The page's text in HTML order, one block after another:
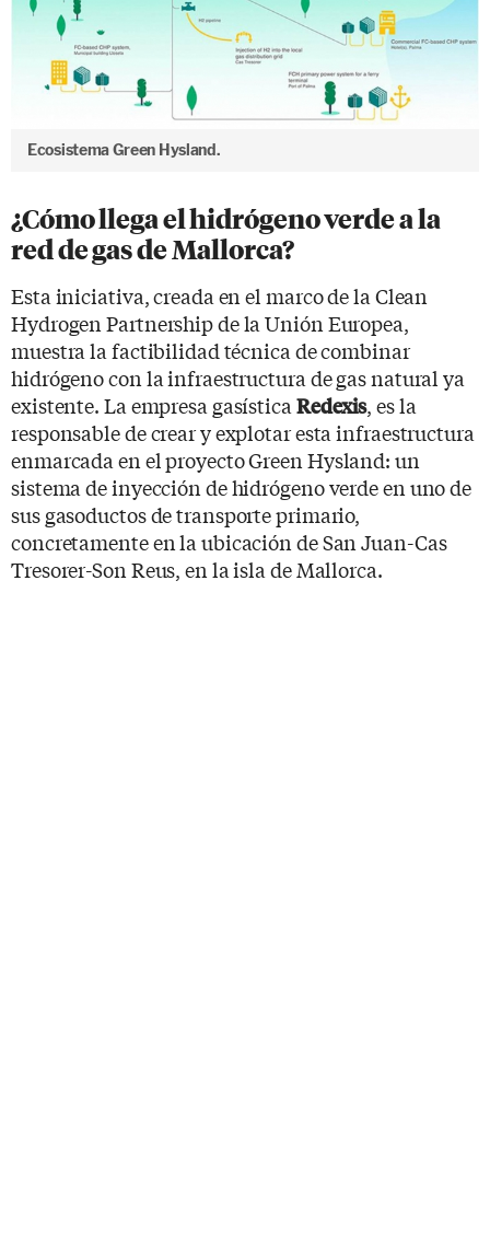
Ecosistema Green Hysland.
¿Cómo llega el hidrógeno verde a la
red de gas de Mallorca?
Esta iniciativa, creada en el marco de la Clean
Hydrogen Partnership de la Unión Europea,
muestra la factibilidad técnica de combinar
hidrógeno con la infraestructura de gas natural ya
existente. La empresa gasística Redexis, es la
responsable de crear y explotar esta infraestructura
enmarcada en el proyecto Green Hysland: un
sistema de inyección de hidrógeno verde en uno de
sus gasoductos de transporte primario,
concretamente en la ubicación de San Juan-Cas
Tresorer-Son Reus, en la isla de Mallorca.